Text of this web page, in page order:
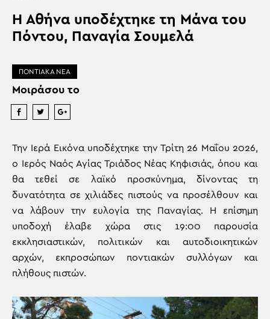
Η Αθήνα υποδέχτηκε τη Μάνα του
Πόντου, Παναγία Σουμελά
ΠΟΝΤΙΑΚΑ ΝΕΑ
Μοιράσου το
Την Ιερά Εικόνα υποδέχτηκε την Τρίτη 26 Μαΐου 2026,
ο Ιερός Ναός Αγίας Τριάδος Νέας Κηφισιάς, όπου και
θα τεθεί σε λαϊκό προσκύνημα, δίνοντας τη
δυνατότητα σε χιλιάδες πιστούς να προσέλθουν και
να λάβουν την ευλογία της Παναγίας. Η επίσημη
υποδοχή έλαβε χώρα στις 19:00 παρουσία
εκκλησιαστικών, πολιτικών και αυτοδιοικητικών
αρχών, εκπροσώπων ποντιακών συλλόγων και
πλήθους πιστών.